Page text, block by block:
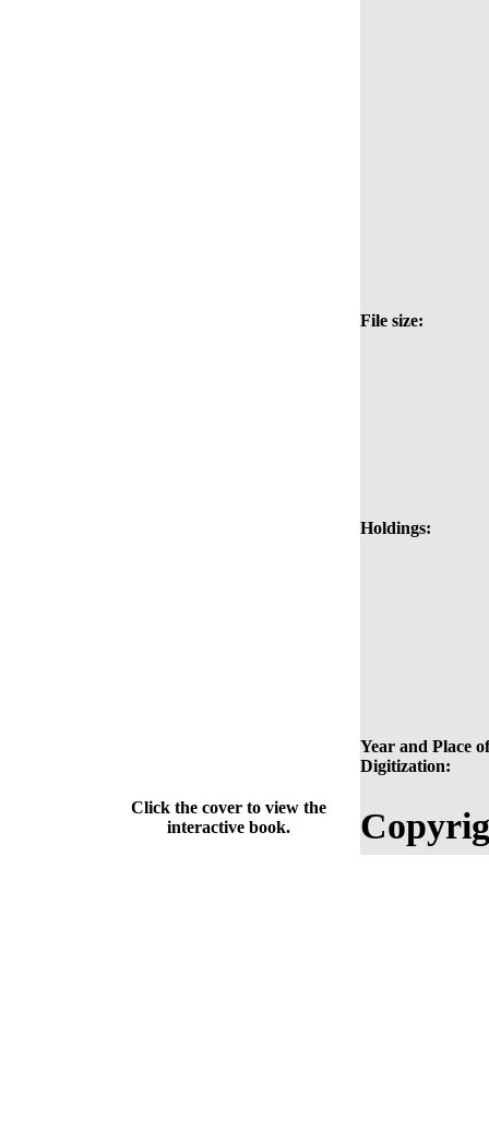
File size:
Holdings:
Year and Place of
Digitization:
Click the cover to view the
interactive book.